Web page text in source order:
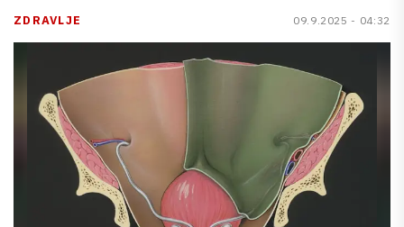
ZDRAVLJE 09.9.2025 - 04:32